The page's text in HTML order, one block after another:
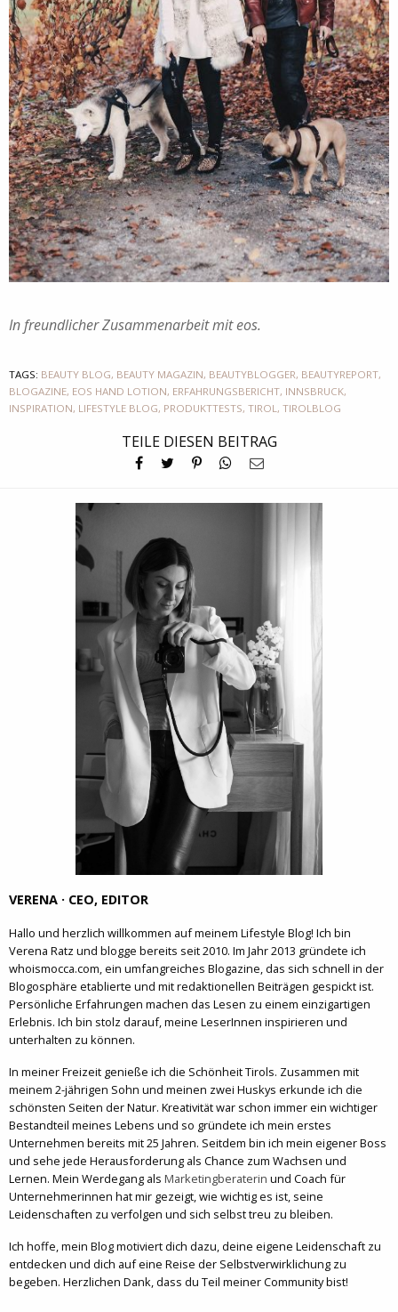
In freundlicher Zusammenarbeit mit eos.
TAGS: BEAUTY BLOG, BEAUTY MAGAZIN, BEAUTYBLOGGER, BEAUTYREPORT,
BLOGAZINE, EOS HAND LOTION, ERFAHRUNGSBERICHT, INNSBRUCK,
INSPIRATION, LIFESTYLE BLOG, PRODUKTTESTS, TIROL, TIROLBLOG
TEILE DIESEN BEITRAG
VERENA · CEO, EDITOR
Hallo und herzlich willkommen auf meinem Lifestyle Blog! Ich bin
Verena Ratz und blogge bereits seit 2010. Im Jahr 2013 gründete ich
whoismocca.com, ein umfangreiches Blogazine, das sich schnell in der
Blogosphäre etablierte und mit redaktionellen Beiträgen gespickt ist.
Persönliche Erfahrungen machen das Lesen zu einem einzigartigen
Erlebnis. Ich bin stolz darauf, meine LeserInnen inspirieren und
unterhalten zu können.
In meiner Freizeit genieße ich die Schönheit Tirols. Zusammen mit
meinem 2-jährigen Sohn und meinen zwei Huskys erkunde ich die
schönsten Seiten der Natur. Kreativität war schon immer ein wichtiger
Bestandteil meines Lebens und so gründete ich mein erstes
Unternehmen bereits mit 25 Jahren. Seitdem bin ich mein eigener Boss
und sehe jede Herausforderung als Chance zum Wachsen und
Lernen. Mein Werdegang als Marketingberaterin und Coach für
Unternehmerinnen hat mir gezeigt, wie wichtig es ist, seine
Leidenschaften zu verfolgen und sich selbst treu zu bleiben.
Ich hoffe, mein Blog motiviert dich dazu, deine eigene Leidenschaft zu
entdecken und dich auf eine Reise der Selbstverwirklichung zu
begeben. Herzlichen Dank, dass du Teil meiner Community bist!